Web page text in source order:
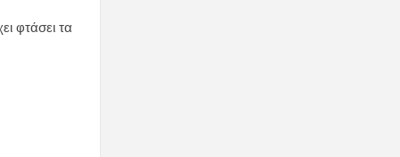
φτάσει τα